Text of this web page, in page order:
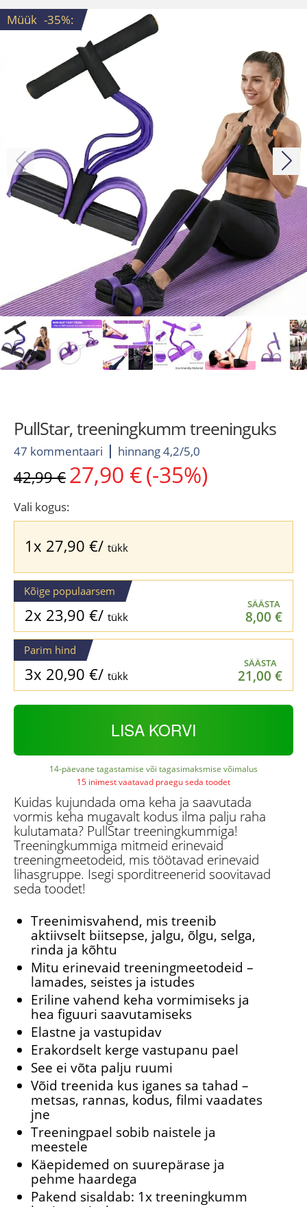
Müük -35%:
PullStar, treeningkumm treeninguks
47 kommentaari hinnang 4,2/5,0
42,99€ Algne
hind
oli:
42,99 €.
27,90 € Current
price
27,90 €.
(-35%)
Vali kogus:
1x 27,90 €/ tükk
Kõige populaarsem
2x 23,90 €/ tükk
SÄÄSTA
8,00 €
Parim hind
3x 20,90 €/ tükk
SÄÄSTA
21,00 €
LISA KORVI
14-päevane tagastamise või tagasimaksmise võimalus
15 inimest vaatavad praegu seda toodet
Kuidas kujundada oma keha ja saavutada
vormis keha mugavalt kodus ilma palju raha
kulutamata? PullStar treeningkummiga!
Treeningkummiga mitmeid erinevaid
treeningmeetodeid, mis töötavad erinevaid
lihasgruppe. Isegi sporditreenerid soovitavad
seda toodet!
Treenimisvahend, mis treenib
aktiivselt biitsepse, jalgu, õlgu, selga,
rinda ja kõhtu
Mitu erinevaid treeningmeetodeid –
lamades, seistes ja istudes
Eriline vahend keha vormimiseks ja
hea figuuri saavutamiseks
Elastne ja vastupidav
Erakordselt kerge vastupanu pael
See ei võta palju ruumi
Võid treenida kus iganes sa tahad –
metsas, rannas, kodus, filmi vaadates
jne
Treeningpael sobib naistele ja
meestele
Käepidemed on suurepärase ja
pehme haardega
Pakend sisaldab: 1x treeningkumm